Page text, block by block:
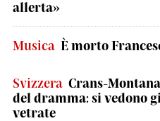
allerta»
Musica È morto
Svizzera Crans-
del dramma: si vedono
vetrate